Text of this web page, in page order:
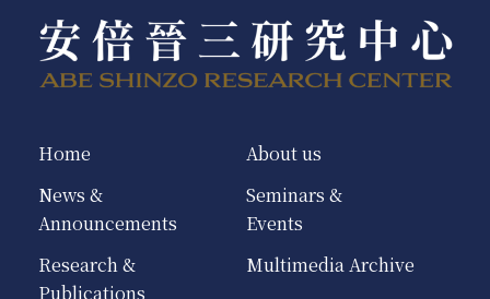
Home
About us
News &
Announcements
Seminars &
Events
Research &
Publications
Multimedia Archive